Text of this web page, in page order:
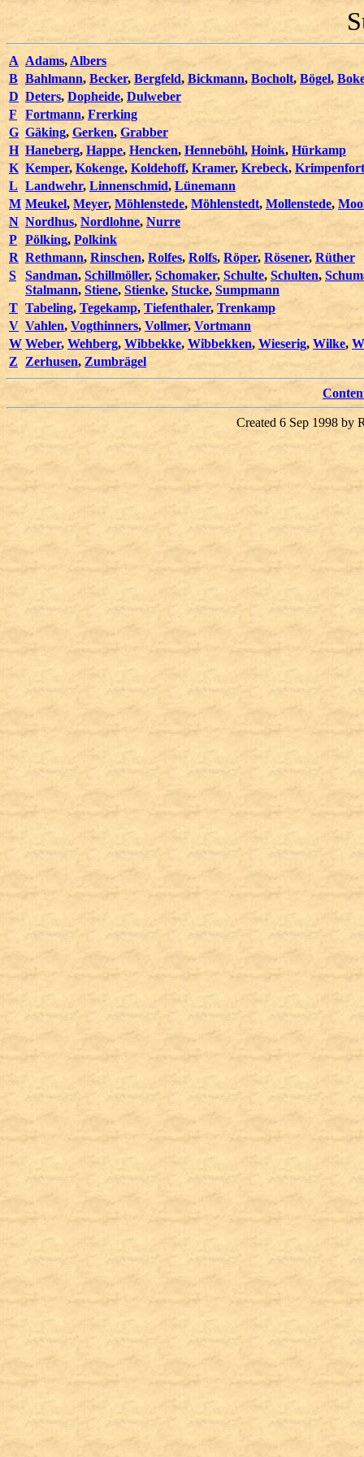
A Adams, Albers
B Bahlmann, Becker, Bergfeld, Bickmann, Bocholt, Bögel,
D Deters, Dopheide, Dulweber
F
Fortmann, Frerking
G Gäking, Gerken, Grabber
H Haneberg, Happe, Hencken, Henneböhl, Hoink, Hürkamp
K Kemper, Kokenge, Koldehoff,Kramer, Krebeck, Krimpenfort
L Landwehr, Linnenschmid, Lünemann
M Meukel, Meyer, Möhlenstede, Möhlenstedt, Mollenstede,
N Nordhus, Nordlohne, Nurre
P Pölking, Polkink
R Rethmann, Rinschen, Rolfes, Rolfs, Röper, Rösener, Rüther
S
Sandman, Schillmöller, Schomaker, Schulte, Schulten,
Stalmann, Stiene, Stienke, Stucke, Sumpmann
T Tabeling, Tegekamp, Tiefenthaler, Trenkamp
V Vahlen, Vogthinners, Vollmer,Vortmann
W Weber, Wehberg, Wibbekke, Wibbekken, Wieserig, Wilke,
Z
Zerhusen, Zumbrägel
Created 6 Sep 1998 by